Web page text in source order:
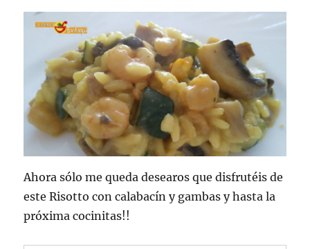
Ahora sólo me queda desearos que disfrutéis de
este Risotto con calabacín y gambas y hasta la
próxima cocinitas!!